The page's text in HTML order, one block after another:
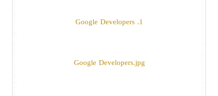
1. Google Developers
Google Developers.jpg